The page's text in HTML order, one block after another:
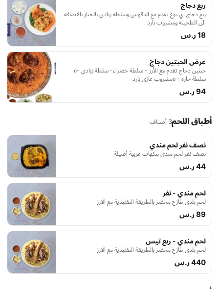
ربع دجاج
ربع دجاج اي نوع يقدم مع الدقوس وسلطه زبادي بالخيار بالاضافه
الى الطحينه ومشروب بارد
18 ر.س
عرض الحبتين دجاج
حبتين دجاج تقدم مع الأرز - سلطة خضراء- سلطة زبادي -٥
سلطة حارة - ٥مشروب غازي بارد
94 ر.س
أطباق اللحم3 أصناف
نصف نفر لحم مندي
نصف نفر لحم مندي بنكهات عربية أصيلة
44 ر.س
لحم مندي - نفر
لحم بلدي طازج محضر بالطريقة التقليدية مع الارز
89 ر.س
لحم مندي - ربع تيس
لحم بلدي طازج محضر بالطريقة التقليدية مع الارز
440 ر.س